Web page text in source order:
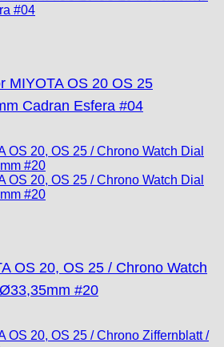
MIYOTA OS 20 OS 25
Cadran Esfera #04
OS 20, OS 25 / Chrono Watch
#20